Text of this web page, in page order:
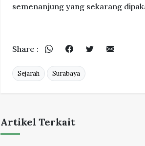
semenanjung yang sekarang
Share :
Sejarah Surabaya
Artikel Terkait